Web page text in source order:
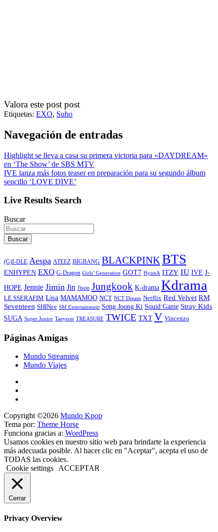
Valora este post post
Etiquetas: EXO, Suho
Navegación de entradas
Highlight se lleva a casa su primera victoria para «DAYDREAM»
en ‘The Show’ de SBS MTV
IVE lanza más fotos teaser en preparación para su segundo álbum
sencillo ‘LOVE DIVE’
Live Results Search
Buscar
Buscar
(G)I-DLE Aespa ATEEZ BIGBANG BLACKPINKBTS
ENHYPEN EXO G-Dragon Girls’ Generation GOT7 HyunA ITZY IU IVE J-
HOPE Jennie Jimin Jin Jisoo Jungkook K-drama Kdrama
LE SSERAFIM Lisa MAMAMOO NCT NCT Dream Netflix Red Velvet RM
Seventeen SHINee SM Entertainment Song Joong Ki Squid Game Stray Kids
SUGA Super Junior Taeyeon TREASURE TWICE TXT V Vincenzo
Páginas Amigas
Mundo Streaming
Mundo Viajes
Copyright ©2026 Mundo Kpop
Tema por: Theme Horse
Funciona gracias a: WordPress
Usamos cookies en nuestro sitio web para brindarte la experiencia
más adecuada posible. Al hacer clic en "Aceptar", acepta el uso de
TODAS las cookies.
Cookie settings
ACCEPTAR
Cerrar
Privacy Overview